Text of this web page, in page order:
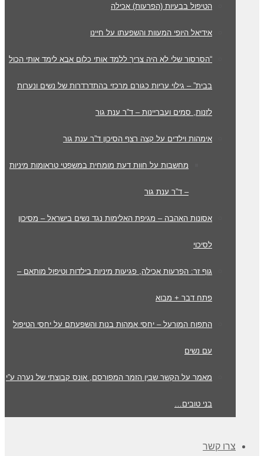
הטיפול בבעיות (הפרעות) אכילה
אידיאל היופי המעוות והשפעתו על חיינו
“הסרסור שלי לא היה צריך ללמד אותי כלום אבא לימד אותי הכול
בבית” – גילוי עריות כגורם מרכזי בהתדרדרות של נשים ונערות
לזנות, סמים ועבריינות – ד”ר ענת גור
אימהות וילדים על קצה רצף הסיכון ד”ר ענת גור
מחשבות על חוות דעת מומחית במשפטי טראומות מיניות
– ד”ר ענת גור
אסונות האהבה – מגיפת האלימות נגד נשים בישראל – מסיכון
לסיכוי
גוף זר: הפרעות אכילה, פגיעות מיניות בילדות וטיפול מותאם –
פתח דבר + מבוא
התפוח המורעל – יחסי אמהות בנות והשפעתם על יחסי הטיפול
עם נשים
מאמר על הקשר שבין הזמר המפורסם, אונס קבוצתי של נערה ע”י
בני טובים…
צרו קשר